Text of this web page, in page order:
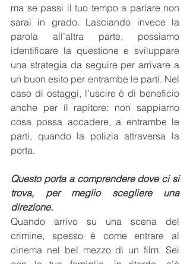
ma se passi il tuo tempo a parlare non
sarai in grado. Lasciando invece la
parola all’altra parte, possiamo
identificare la questione e sviluppare
una strategia da seguire per arrivare a
un buon esito per entrambe le parti. Nel
caso di ostaggi, l’uscire è di beneficio
anche per il rapitore: non sappiamo
cosa possa accadere, a entrambe le
parti, quando la polizia attraversa la
porta.
Questo porta a comprendere dove ci si
trova, per meglio scegliere una
direzione.
Quando arrivo su una scena del
crimine, spesso è come entrare al
cinema nel bel mezzo di un film. Sei